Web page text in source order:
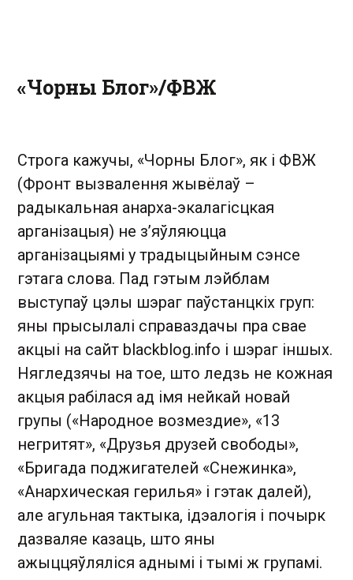
«Чорны Блог»/ФВЖ
Строга кажучы, «Чорны Блог», як і ФВЖ
(Фронт вызвалення жывёлаў –
радыкальная анарха-экалагісцкая
арганізацыя) не з’яўляюцца
арганізацыямі у традыцыйным сэнсе
гэтага слова. Пад гэтым лэйблам
выступаў цэлы шэраг паўстанцкіх груп:
яны прысылалі справаздачы пра свае
акцыі на сайт blackblog.info і шэраг іншых.
Нягледзячы на тое, што ледзь не кожная
акцыя рабілася ад імя нейкай новай
групы («Народное возмездие», «13
негритят», «Друзья друзей свободы»,
«Бригада поджигателей «Снежинка»,
«Анархическая герилья» і гэтак далей),
але агульная тактыка, ідэалогія і почырк
дазваляе казаць, што яны
ажыццяўляліся аднымі і тымі ж групамі.